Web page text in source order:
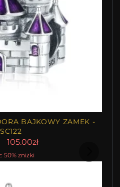
BAJKOWY ZAMEK -
105.00zł
50% zniżki